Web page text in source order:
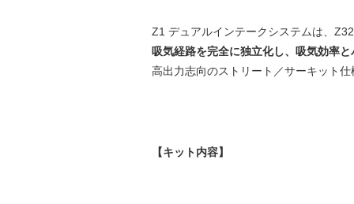
Z1 デュアルインテークシステムは、
吸気経路を完全に独立化し、吸気効率
高出力志向のストリート／サーキット
【キット内容】